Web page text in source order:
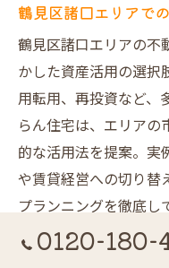
鶴見区諸口エリアで
鶴見区諸口エリアの不
かした資産活用の選択
用転用、再投資など、
らん住宅は、エリア
的な活用法を提案。実
や賃貸経営への切り替
プランニングを徹底し
不動産売却から始ま
0120-180-